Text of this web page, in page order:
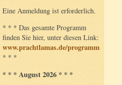
Eine Anmeldung ist erforderlich.
* * * Das gesamte Programm
finden Sie hier, unter diesen Link:
www.prachtlamas.de/programm
* * *
* * * August 2026 * * *